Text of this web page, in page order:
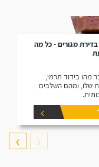
בדירת מגורים - כל מה
מהו בידוד תרמי,
שלו, ומהם השלבים
❮
❯